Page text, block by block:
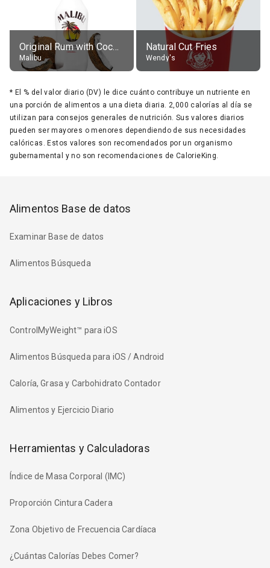
Original Rum with Coconut Flavour (21% alc.)
Malibu
Natural Cut Fries
Wendy's
* El % del valor diario (DV) le dice cuánto contribuye un nutriente en
una porción de alimentos a una dieta diaria. 2,000 calorías al día se
utilizan para consejos generales de nutrición. Sus valores diarios
pueden ser mayores o menores dependiendo de sus necesidades
calóricas. Estos valores son recomendados por un organismo
gubernamental y no son recomendaciones de CalorieKing.
Alimentos Base de datos
Examinar Base de datos
Alimentos Búsqueda
Aplicaciones y Libros
ControlMyWeight™ para iOS
Alimentos Búsqueda para iOS / Android
Caloría, Grasa y Carbohidrato Contador
Alimentos y Ejercicio Diario
Herramientas y Calculadoras
Índice de Masa Corporal (IMC)
Proporción Cintura Cadera
Zona Objetivo de Frecuencia Cardíaca
¿Cuántas Calorías Debes Comer?